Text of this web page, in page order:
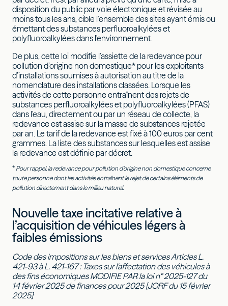
disposition du public par voie électronique et révisée au
moins tous les ans, cible l’ensemble des sites ayant émis ou
émettant des substances perfluoroalkylées et
polyfluoroalkylées dans l'environnement.
De plus, cette loi modifie l’assiette de la redevance pour
pollution d’origine non domestique* pour les exploitants
d’installations soumises à autorisation au titre de la
nomenclature des installations classées. Lorsque les
activités de cette personne entraînent des rejets de
substances perfluoroalkylées et polyfluoroalkylées (PFAS)
dans l'eau, directement ou par un réseau de collecte, la
redevance est assise sur la masse de substances rejetée
par an. Le tarif de la redevance est fixé à 100 euros par cent
grammes. La liste des substances sur lesquelles est assise
la redevance est définie par décret.
* Pour rappel, la redevance pour pollution d’origine non domestique concerne
toute personne dont les activités entraînent le rejet de certains éléments de
pollution directement dans le milieu naturel.
Nouvelle taxe incitative relative à
l’acquisition de véhicules légers à
faibles émissions
Code des impositions sur les biens et services Articles L.
421-93 à L. 421-167 : Taxes sur l'affectation des véhicules à
des fins économiques MODIFIE PAR la loi n° 2025-127 du
14 février 2025 de finances pour 2025 [JORF du 15 février
2025]